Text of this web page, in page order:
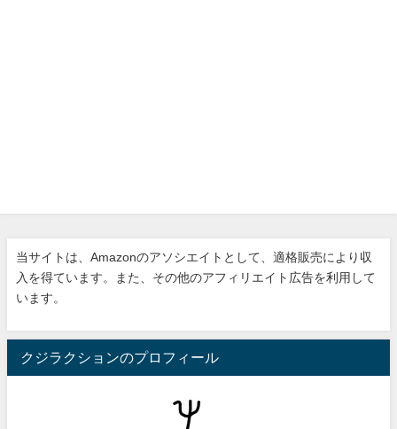
当サイトは、Amazonのアソシエイトとして、適格販売により収
入を得ています。また、その他のアフィリエイト広告を利用して
います。
クジラクションのプロフィール